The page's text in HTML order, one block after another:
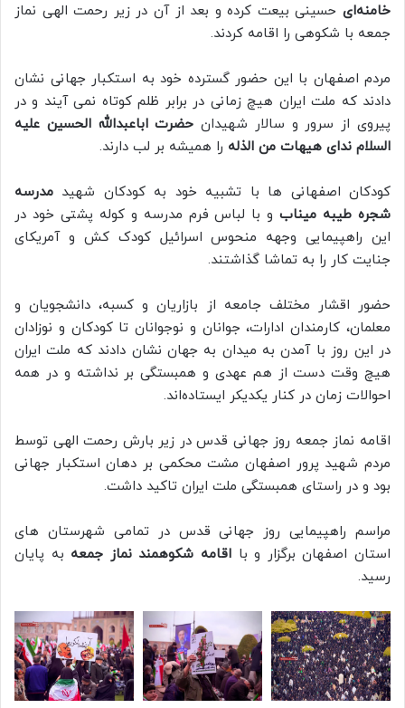
خامنه‌ای حسینی بیعت کرده و بعد از آن در زیر رحمت الهی نماز
جمعه با شکوهی را اقامه کردند.
مردم اصفهان با این حضور گسترده خود به استکبار جهانی نشان
دادند که ملت ایران هیچ زمانی در برابر ظلم کوتاه نمی آیند و در
پیروی از سرور و سالار شهیدان حضرت اباعبدالله الحسین علیه
السلام ندای هیهات من الذله را همیشه بر لب دارند.
کودکان اصفهانی ها با تشبیه خود به کودکان شهید مدرسه
شجره طیبه مینابو با لباس فرم مدرسه و کوله پشتی خود در
این راهپیمایی وجهه منحوس اسرائیل کودک کش و آمریکای
جنایت کار را به تماشا گذاشتند.
حضور اقشار مختلف جامعه از بازاریان و کسبه، دانشجویان و
معلمان، کارمندان ادارات، جوانان و نوجوانان تا کودکان و نوزادان
در این روز با آمدن به میدان به جهان نشان دادند که ملت ایران
هیچ وقت دست از هم عهدی و همبستگی بر نداشته و در همه
احوالات زمان در کنار یکدیکر ایستاده‌اند.
اقامه نماز جمعه روز جهانی قدس در زیر بارش رحمت الهی توسط
مردم شهید پرور اصفهان مشت محکمی بر دهان استکبار جهانی
بود و در راستای همبستگی ملت ایران تاکید داشت.
مراسم راهپیمایی روز جهانی قدس در تمامی شهرستان های
استان اصفهان برگزار و با اقامه شکوهمند نماز جمعه به پایان
رسید.